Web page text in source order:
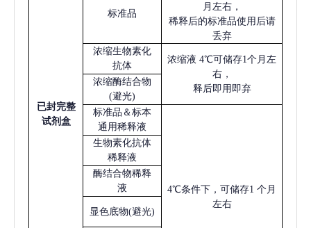
已封完整
试剂盒
标准品
月左右，
稀释后的标准品使用后请
丢弃
浓缩生物素化
抗体
浓缩液 4℃可储存1个月左
右，
释后即用即弃
浓缩酶结合物
(避光)
标准品＆标本
通用稀释液
4℃条件下，可储存1 个月
左右
生物素化抗体
稀释液
酶结合物稀释
液
显色底物(避光)